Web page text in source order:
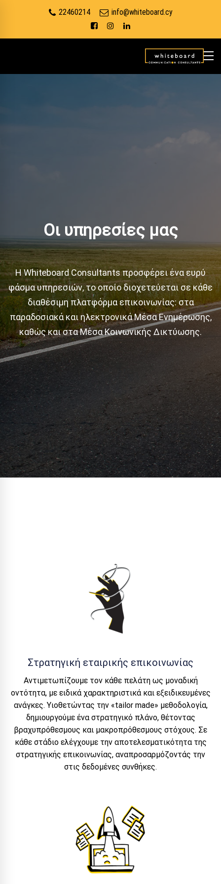
22460214 info@whiteboard.cy
Οι υπηρεσίες μας
Η Whiteboard Consultants προσφέρει ένα ευρύ
φάσμα υπηρεσιών, το οποίο διοχετεύεται σε κάθε
διαθέσιμη πλατφόρμα επικοινωνίας: στα
παραδοσιακά και ηλεκτρονικά Μέσα Ενημέρωσης,
καθώς και στα Μέσα Κοινωνικής Δικτύωσης.
Στρατηγική εταιρικής επικοινωνίας
Αντιμετωπίζουμε τον κάθε πελάτη ως μοναδική
οντότητα, με ειδικά χαρακτηριστικά και εξειδικευμένες
ανάγκες. Υιοθετώντας την «tailor made» μεθοδολογία,
δημιουργούμε ένα στρατηγικό πλάνο, θέτοντας
βραχυπρόθεσμους και μακροπρόθεσμους στόχους. Σε
κάθε στάδιο ελέγχουμε την αποτελεσματικότητα της
στρατηγικής επικοινωνίας, αναπροσαρμόζοντάς την
στις δεδομένες συνθήκες.